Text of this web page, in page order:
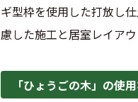
ギ型枠を使用した打放し
慮した施工と居室レイアウ
「ひょうごの木」の使